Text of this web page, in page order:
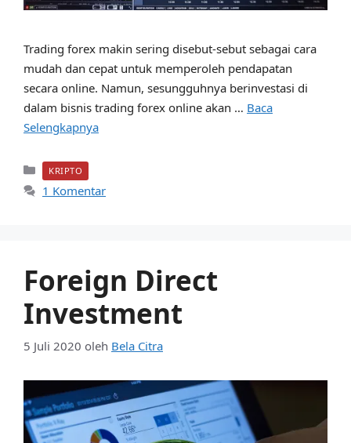
Trading forex makin sering disebut-sebut sebagai cara
mudah dan cepat untuk memperoleh pendapatan
secara online. Namun, sesungguhnya berinvestasi di
dalam bisnis trading forex online akan … Baca
Selengkapnya
Kategori
KRIPTO
1 Komentar
Foreign Direct
Investment
5 Juli 2020 oleh Bela Citra